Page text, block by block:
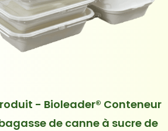
- Bioleader® Conteneur
de canne à sucre de